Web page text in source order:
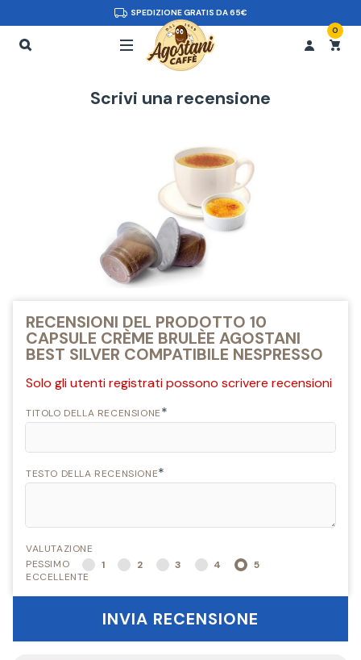
SPEDIZIONE GRATIS DA 65€
0
Scrivi una recensione
RECENSIONI DEL PRODOTTO 10
CAPSULE CRÈME BRULÈE AGOSTANI
BEST SILVER COMPATIBILE NESPRESSO
Solo gli utenti registrati possono scrivere recensioni
TITOLO DELLA RECENSIONE*
TESTO DELLA RECENSIONE*
VALUTAZIONE
PESSIMO
1 2 3 4
5
ECCELLENTE
INVIA RECENSIONE